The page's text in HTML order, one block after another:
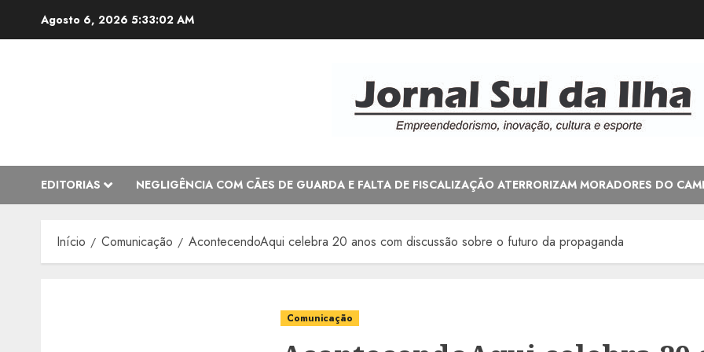
Agosto 6, 2026 5:33:03 AM
EDITORIAS NEGLIGÊNCIA COM CÃES DE GUARDA E FALTA DE FISCALIZAÇÃO ATERRORIZAM MORADORES DO
Início Comunicação AcontecendoAqui celebra 20 anos com discussão sobre o futuro da propaganda
Comunicação